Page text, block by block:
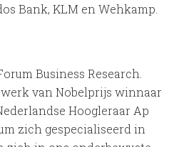
Bank, KLM en Wehkamp.
Business Research.
van Nobelprijs winnaar
Hoogleraar Ap
zich gespecialiseerd in